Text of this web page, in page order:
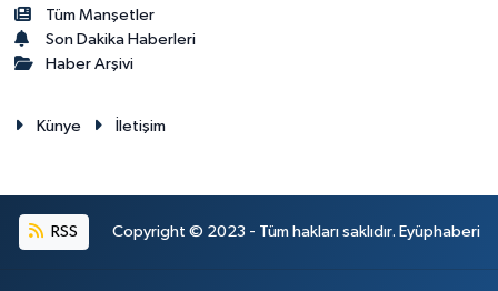
Tüm Manşetler
Son Dakika Haberleri
Haber Arşivi
Künye İletişim
RSS Copyright © 2023 - Tüm hakları saklıdır. Eyüphaberi